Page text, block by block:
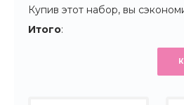
Купив этот набор, вы
Итого: